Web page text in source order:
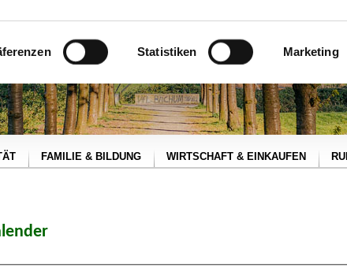
Die von Ihnen getroffene Auswahl der gewünschten
angepasst oder
werden.
Statistiken Marketing
FAMILIE & BILDUNG WIRTSCHAFT & EINKAUFEN